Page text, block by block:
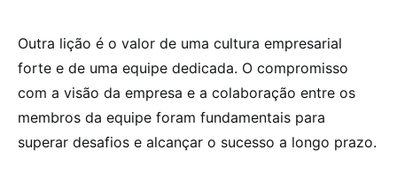
Outra lição é o valor de uma cultura empresarial
forte e de uma equipe dedicada. O compromisso
com a visão da empresa e a colaboração entre os
membros da equipe foram fundamentais para
superar desafios e alcançar o sucesso a longo prazo.